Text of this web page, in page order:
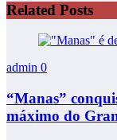
Related Posts
admin 0
“Manas”
máximo do